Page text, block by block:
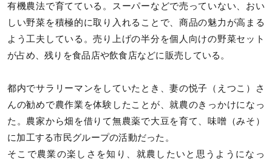
有機農法で育てている。スーパーなどで売っていない、おい
しい野菜を積極的に取り入れることで、商品の魅力が高まる
よう工夫している。売り上げの半分を個人向けの野菜セット
が占め、残りを食品店や飲食店などに販売している。
都内でサラリーマンをしていたとき、妻の悦子（えつこ）さ
んの勧めで農作業を体験したことが、就農のきっかけになっ
た。農家から畑を借りて無農薬で大豆を育て、味噌（みそ）
に加工する市民グループの活動だった。
そこで農業の楽しさを知り、就農したいと思うようになっ